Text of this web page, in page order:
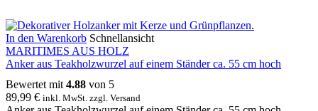
In den Warenkorb Schnellansicht
MARITIMES AUS HOLZ
Anker aus Teakholzwurzel auf einem Ständer ca. 55 cm hoch
Bewertet mit 4.88 von 5
89,99 € inkl. MwSt. zzgl. Versand